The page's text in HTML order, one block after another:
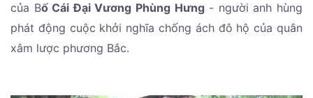
của Bố Cái Đại Vương Phùng Hưng- người anh hùng
phát động cuộc khởi nghĩa chống ách đô hộ của quân
xâm lược phương Bắc.